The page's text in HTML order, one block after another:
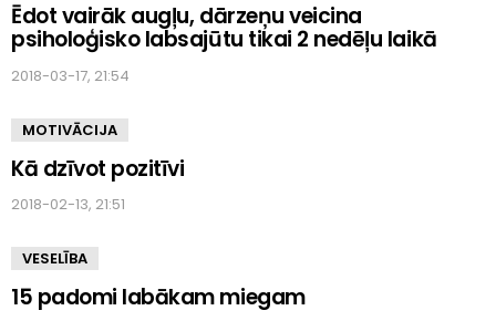
Ēdot vairāk augļu, dārzeņu veicina
psiholoģisko labsajūtu tikai 2 nedēļu laikā
2018-03-17, 21:54
MOTIVĀCIJA
Kā dzīvot pozitīvi
2018-02-13, 21:51
VESELĪBA
15 padomi labākam miegam